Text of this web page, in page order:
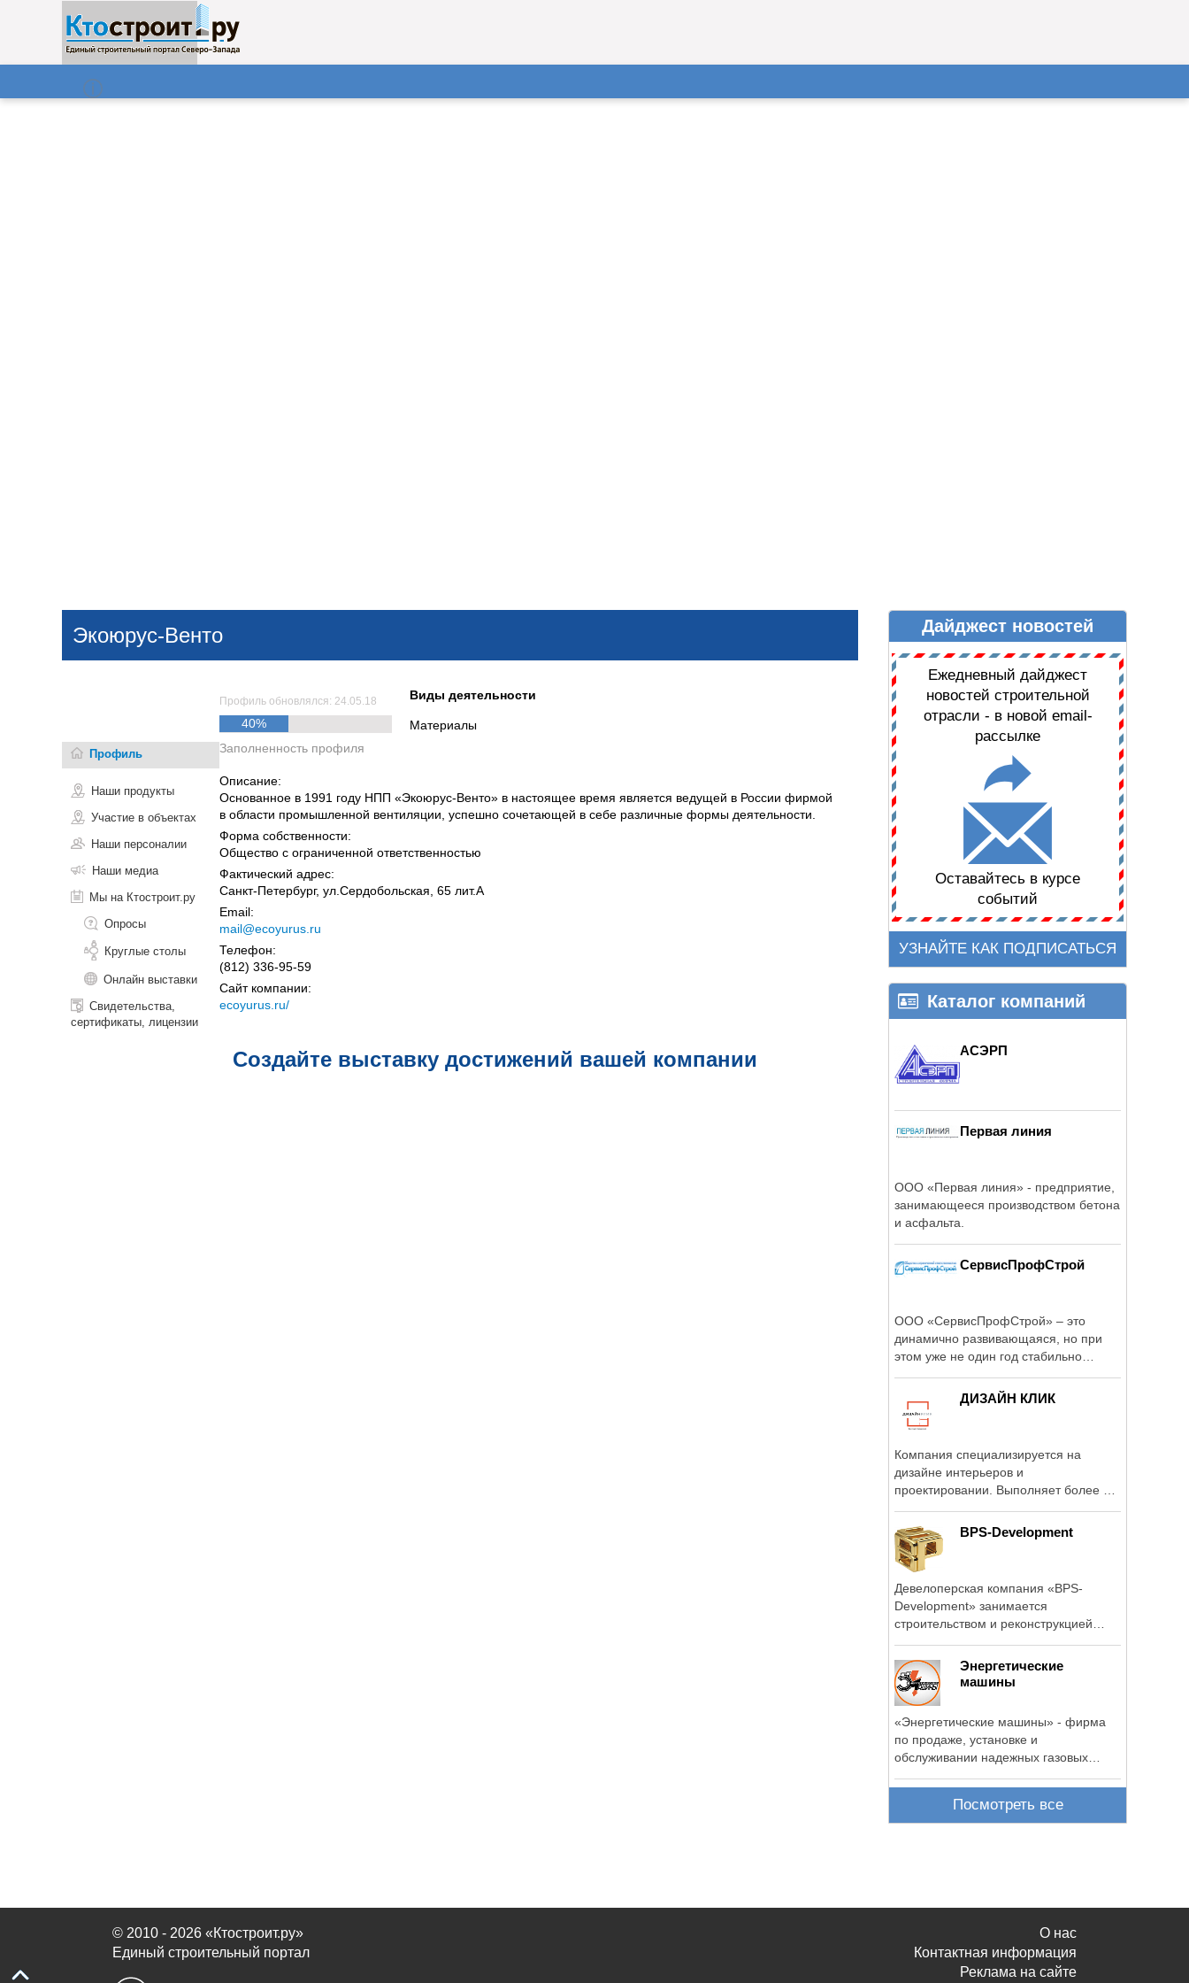
Поиск
ДАЙДЖЕСТ НОВОСТЕЙ
Экоюрус-Венто
Профиль
Наши продукты
Участие в объектах
Наши персоналии
Наши медиа
Мы на Ктостроит.ру
Опросы
Круглые столы
Онлайн выставки
Свидетельства,
сертификаты, лицензии
Профиль обновлялся: 24.05.18
40%
Заполненность профиля
Виды деятельности
Материалы
Описание:
Основанное в 1991 году НПП «Экоюрус-Венто» в настоящее время является ведущей в России фирмой
в области промышленной вентиляции, успешно сочетающей в себе различные формы деятельности.
Форма собственности:
Общество с ограниченной ответственностью
Фактический адрес:
Санкт-Петербург, ул.Сердобольская, 65 лит.А
Email:
mail@ecoyurus.ru
Телефон:
(812) 336-95-59
Сайт компании:
ecoyurus.ru/
Создайте выставку достижений вашей компании
Дайджест новостей
Ежедневный дайджест
новостей строительной
отрасли - в новой email-
рассылке
Оставайтесь в курсе
событий
УЗНАЙТЕ КАК ПОДПИСАТЬСЯ
Каталог компаний
АСЭРП
Первая линия
ООО «Первая линия» - предприятие,
занимающееся производством бетона
и асфальта.
СервисПрофСтрой
ООО «СервисПрофСтрой» – это
динамично развивающаяся, но при
этом уже не один год стабильно
ДИЗАЙН КЛИК
Компания специализируется на
дизайне интерьеров и
проектировании. Выполняет более 3
BPS-Development
Девелоперская компания «BPS-
Development» занимается
строительством и реконструкцией
Энергетические
машины
«Энергетические машины» - фирма
по продаже, установке и
обслуживании надежных газовых
Посмотреть все
© 2010 - 2026 «Ктостроит.ру»
Единый строительный портал
О нас
Контактная информация
Реклама на сайте